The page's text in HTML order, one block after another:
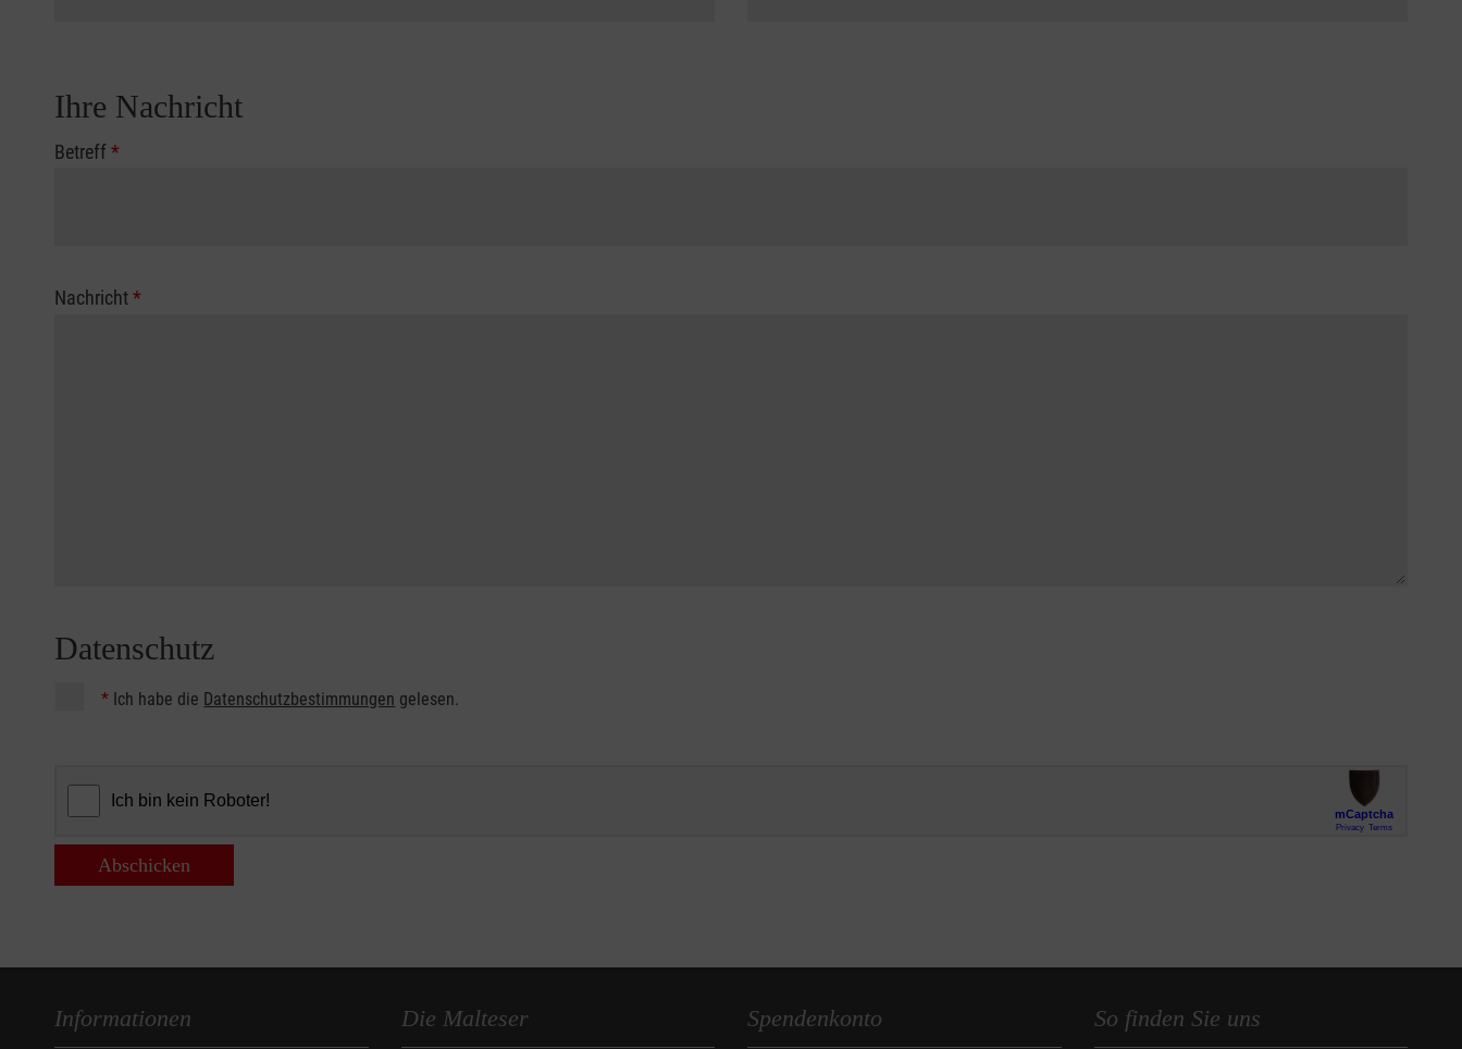
Ihre Nachricht
Betreff*
Nachricht*
Datenschutz
* Ich habe die Datenschutzbestimmungen gelesen.
Abschicken
Informationen Die Malteser Spendenkonto So finden Sie uns